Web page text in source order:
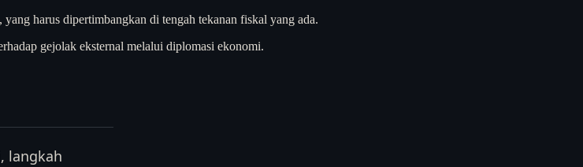
harus dipertimbangkan di tengah tekanan fiskal yang ada.
gejolak eksternal melalui diplomasi ekonomi.
langkah